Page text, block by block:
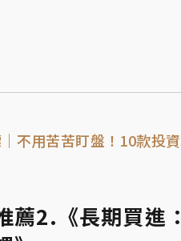
不用苦苦盯盤！10款投
薦2.《長期買進